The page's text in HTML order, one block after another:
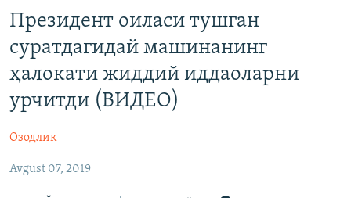
навигацияга
ўтинг
Қидиришга
ўтинг
OZODARXIV
На русском
Президент оиласи тушган
суратдагидай машинанинг
ҳалокати жиддий иддаоларни
урчитди (ВИДЕО)
Озодлик
Avgust 07, 2019